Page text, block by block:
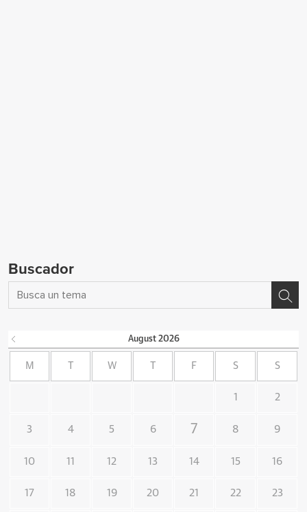
Buscador
August 2026
M W F S S
1 2
3 4 5 6 7 8 9
10 11 12 13 14 15 16
17 18 19 20 21 22 23